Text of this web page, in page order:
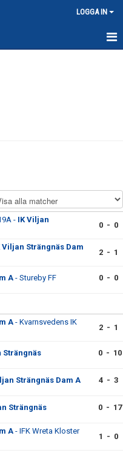
LOGGA IN
- IK Viljan
0 - 0
Viljan Strängnäs Dam
2 - 1
A- Stureby FF 0 - 0
A- Kvarnsvedens IK
2 - 1
Strängnäs 0 - 10
Strängnäs Dam A 4 - 3
Strängnäs 0 - 17
A- IFK Wreta Kloster
1 - 0